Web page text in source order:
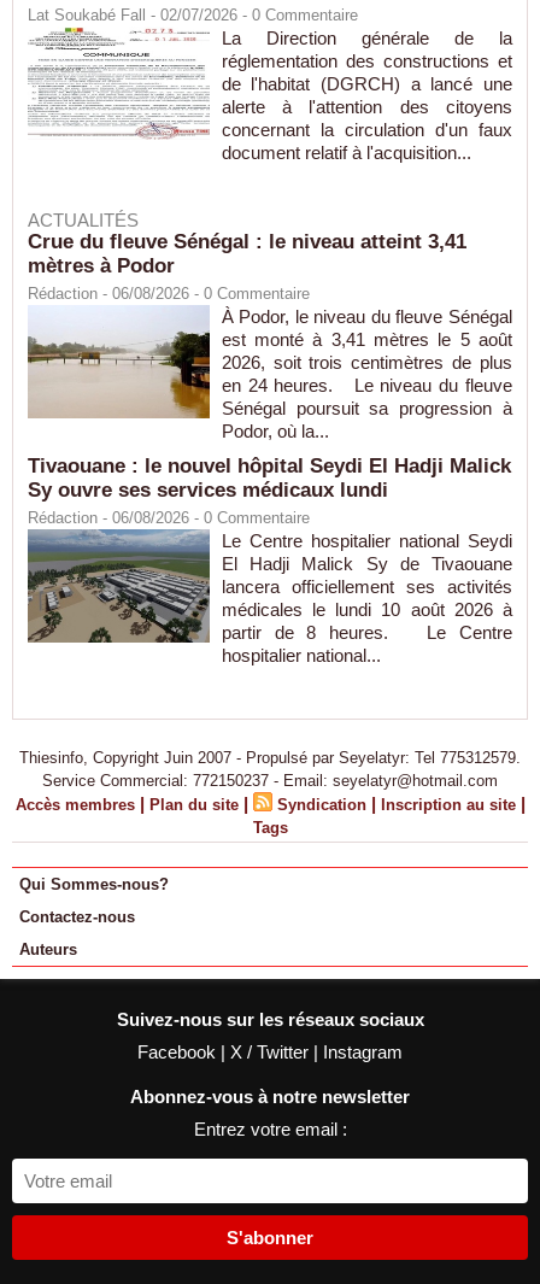
Lat Soukabé Fall - 02/07/2026 - 0 Commentaire
La Direction générale de la
réglementation des constructions et
de l'habitat (DGRCH) a lancé une
alerte à l'attention des citoyens
concernant la circulation d'un faux
document relatif à l'acquisition...
ACTUALITÉS
Crue du fleuve Sénégal : le niveau atteint 3,41
mètres à Podor
Rédaction - 06/08/2026 - 0 Commentaire
À Podor, le niveau du fleuve Sénégal
est monté à 3,41 mètres le 5 août
2026, soit trois centimètres de plus
en 24 heures. Le niveau du fleuve
Sénégal poursuit sa progression à
Podor, où la...
Tivaouane : le nouvel hôpital Seydi El Hadji Malick
Sy ouvre ses services médicaux lundi
Rédaction - 06/08/2026 - 0 Commentaire
Le Centre hospitalier national Seydi
El Hadji Malick Sy de Tivaouane
lancera officiellement ses activités
médicales le lundi 10 août 2026 à
partir de 8 heures. Le Centre
hospitalier national...
Thiesinfo, Copyright Juin 2007 - Propulsé par Seyelatyr: Tel 775312579.
Service Commercial: 772150237 - Email: seyelatyr@hotmail.com
Accès membres | Plan du site | Syndication | Inscription au site |
Tags
Qui Sommes-nous?
Contactez-nous
Auteurs
Suivez-nous sur les réseaux sociaux
Facebook | X / Twitter | Instagram
Abonnez-vous à notre newsletter
Entrez votre email :
S'abonner